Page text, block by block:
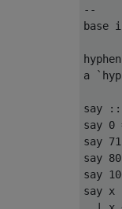
--
base i
hyphen
a
say ::
say 0
say 71
say 80
say
say x